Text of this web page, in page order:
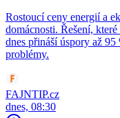
Rostoucí ceny energií a
domácnosti. Řešení,
dnes přináší úspory až
problémy.
FAJNTIP.cz
dnes, 08:30